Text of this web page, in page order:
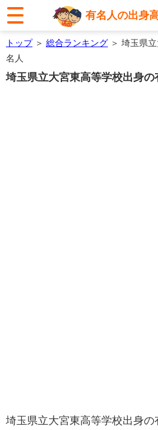
有名人の出身
トップ＞ 総合ランキング ＞ 埼玉県
名人
埼玉県立大宮東高等学校出身の
埼玉県立大宮東高等学校出身の